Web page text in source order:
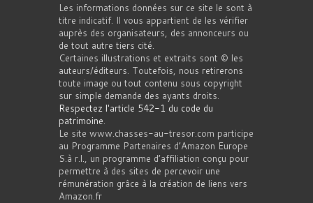
Les informations données sur ce site le sont à
titre indicatif. Il vous appartient de les vérifier
auprès des organisateurs, des annonceurs ou
de tout autre tiers cité.
Certaines illustrations et extraits sont © les
auteurs/éditeurs. Toutefois, nous retirerons
toute image ou tout contenu sous copyright
sur simple demande des ayants droits.
Respectez l'article 542-1 du code du
patrimoine.
Le site www.chasses-au-tresor.com participe
au Programme Partenaires d’Amazon Europe
S.à r.l., un programme d’affiliation conçu pour
permettre à des sites de percevoir une
rémunération grâce à la création de liens vers
Amazon.fr